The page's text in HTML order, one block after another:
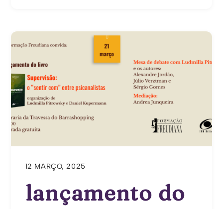
12 MARÇO, 2025
lançamento do